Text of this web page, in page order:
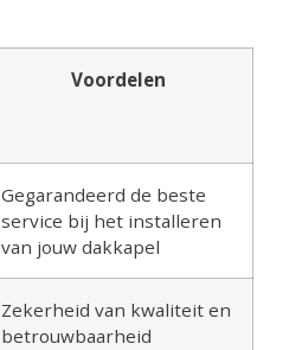
Voordelen
Gegarandeerd de beste
service bij het installeren
van jouw dakkapel
Zekerheid van kwaliteit en
betrouwbaarheid